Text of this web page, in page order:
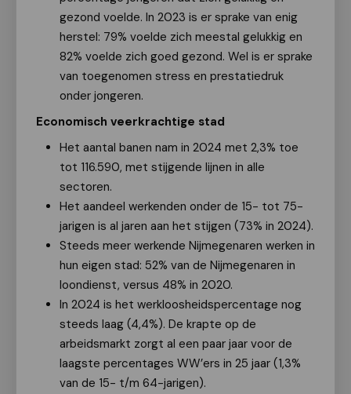
gezond voelde. In 2023 is er sprake van enig
herstel: 79% voelde zich meestal gelukkig en
82% voelde zich goed gezond. Wel is er sprake
van toegenomen stress en prestatiedruk
onder jongeren.
Economisch veerkrachtige stad
Het aantal banen nam in 2024 met 2,3% toe
tot 116.590, met stijgende lijnen in alle
sectoren.
Het aandeel werkenden onder de 15- tot 75-
jarigen is al jaren aan het stijgen (73% in 2024).
Steeds meer werkende Nijmegenaren werken in
hun eigen stad: 52% van de Nijmegenaren in
loondienst, versus 48% in 2020.
In 2024 is het werkloosheidspercentage nog
steeds laag (4,4%). De krapte op de
arbeidsmarkt zorgt al een paar jaar voor de
laagste percentages WW’ers in 25 jaar (1,3%
van de 15- t/m 64-jarigen).